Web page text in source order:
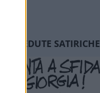
SEDUTE SATIRICHE